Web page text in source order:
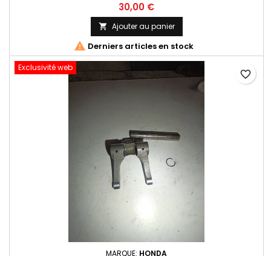
30,00 €
 Ajouter au panier
 Derniers articles en stock
Exclusivité web
MARQUE: HONDA
favorite_border